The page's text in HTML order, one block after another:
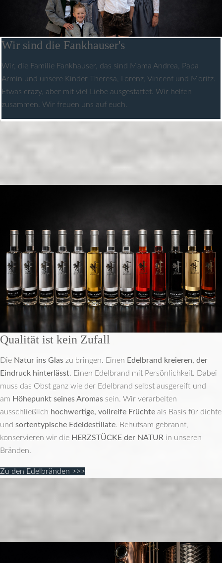
Wir sind die Fankhauser's
Wir, die Familie Fankhauser, das sind Mama Andrea, Papa
Armin und unsere Kinder Theresa, Lorenz, Vincent und Moritz.
Etwas crazy, aber mit viel Liebe ausgestattet. Wir helfen
zusammen. Wir freuen uns auf euch.
Qualität ist kein Zufall
Die Natur ins Glas zu bringen. Einen Edelbrand kreieren, der
Eindruck hinterlässt. Einen Edelbrand mit Persönlichkeit. Dabei
muss das Obst ganz wie der Edelbrand selbst ausgereift und
am Höhepunkt seines Aromas sein. Wir verarbeiten
ausschließlich hochwertige, vollreife Früchte als Basis für dichte
und sortentypische Edeldestillate. Behutsam gebrannt,
konservieren wir die HERZSTÜCKE der NATUR in unseren
Bränden.
Zu den Edelbränden >>>